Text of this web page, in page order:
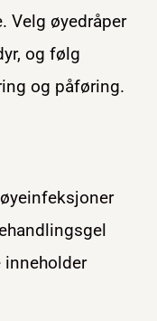
Velg øyedråper
og følg
og påføring.